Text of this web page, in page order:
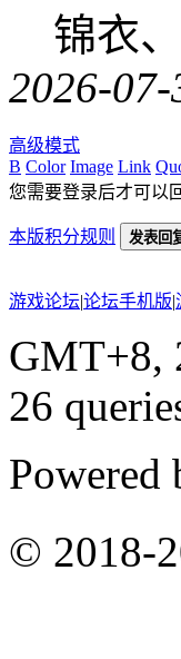
锦衣
2026-07-
高级模式
B Color Image Link
您需要登录后才可以
本版积分规则 发表回
游戏论坛|论坛手机版|
GMT+8,
26
Powered
© 2018-